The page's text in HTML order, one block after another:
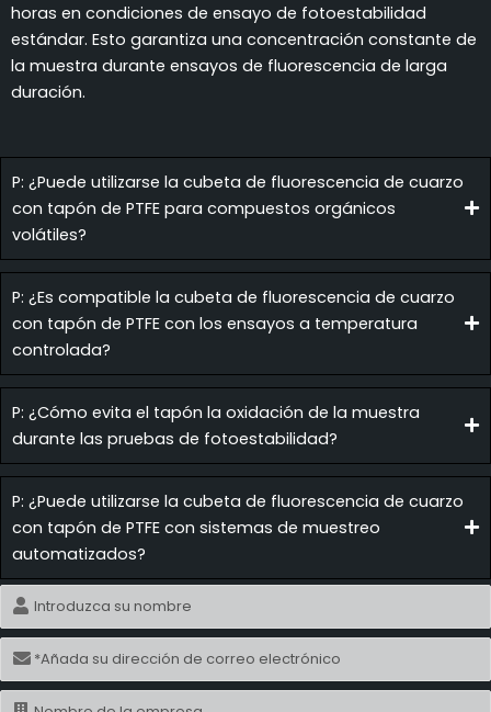
horas en condiciones de ensayo de fotoestabilidad
estándar. Esto garantiza una concentración constante de
la muestra durante ensayos de fluorescencia de larga
duración.
P: ¿Puede utilizarse la cubeta de fluorescencia de cuarzo
con tapón de PTFE para compuestos orgánicos
volátiles?
P: ¿Es compatible la cubeta de fluorescencia de cuarzo
con tapón de PTFE con los ensayos a temperatura
controlada?
P: ¿Cómo evita el tapón la oxidación de la muestra
durante las pruebas de fotoestabilidad?
P: ¿Puede utilizarse la cubeta de fluorescencia de cuarzo
con tapón de PTFE con sistemas de muestreo
automatizados?
Nombre
Correo
electrónico
Nombre